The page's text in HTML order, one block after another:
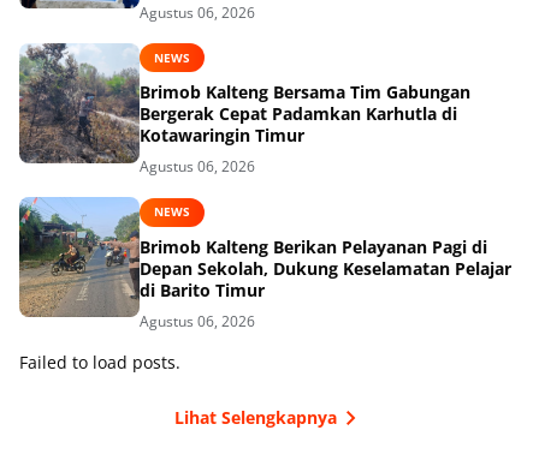
Agustus 06, 2026
NEWS
Brimob Kalteng Bersama Tim Gabungan
Bergerak Cepat Padamkan Karhutla di
Kotawaringin Timur
Agustus 06, 2026
NEWS
Brimob Kalteng Berikan Pelayanan Pagi di
Depan Sekolah, Dukung Keselamatan Pelajar
di Barito Timur
Agustus 06, 2026
Failed to load posts.
Lihat Selengkapnya